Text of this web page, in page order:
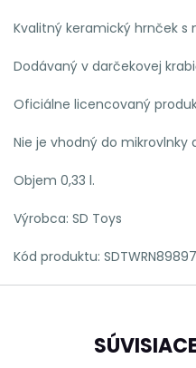
Kvalitný keramický hrnček s
Dodávaný v darčekovej
Oficiálne licencovaný
Nie je vhodný do mikrovlnky
Objem 0,33 l.
Výrobca: SD Toys
Kód produktu: SDTWRN89897